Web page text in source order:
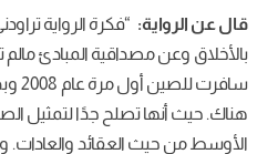
قال عن الرواية: “فكرة الرواية
بالأخلاق وعن مصداقية المبادئ مالم
هناك. حيث أنها تصلح جدًا لتمثيل
الأوسط من حيث العقائد